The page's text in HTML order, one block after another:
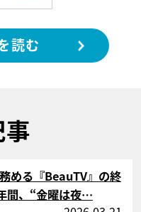
読む
める『BeauTV』の終
間、“金曜は夜…